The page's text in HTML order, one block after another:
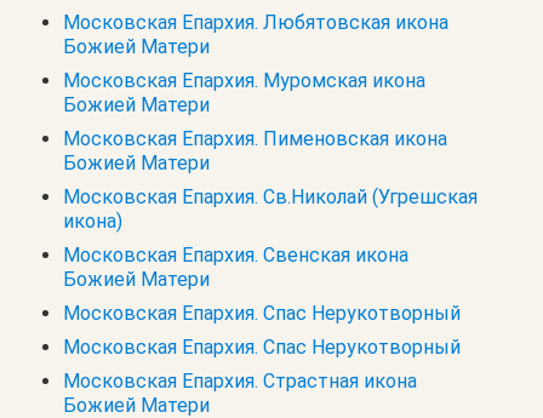
Московская Епархия. Любятовская икона
Божией Матери
Московская Епархия. Муромская икона
Божией Матери
Московская Епархия. Пименовская икона
Божией Матери
Московская Епархия. Св.Николай (Угрешская
икона)
Московская Епархия. Свенская икона
Божией Матери
Московская Епархия. Спас Нерукотворный
Московская Епархия. Спас Нерукотворный
Московская Епархия. Страстная икона
Божией Матери